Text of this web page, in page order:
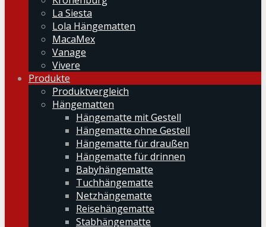
La Siesta
Lola Hängematten
MacaMex
Vanage
Vivere
Produkte
Produktvergleich
Hängematten
Hängematte mit Gestell
Hängematte ohne Gestell
Hängematte für draußen
Hängematte für drinnen
Babyhängematte
Tuchhängematte
Netzhängematte
Reisehängematte
Stabhängematte